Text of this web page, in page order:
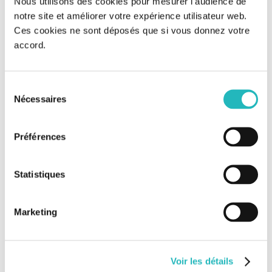
notre site et améliorer votre expérience utilisateur web.
Ces cookies ne sont déposés que si vous donnez votre
accord.
Nécessaires
Préférences
Statistiques
Marketing
Voir les détails
Eiffage remporte un contrat de 3,7